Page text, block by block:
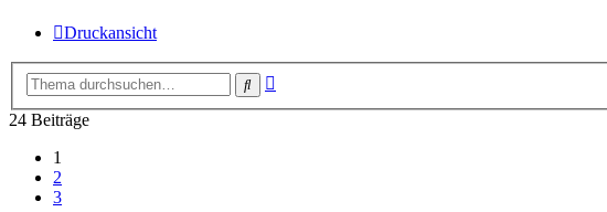
Druckansicht
Suche
24 Beiträge
1
2
3